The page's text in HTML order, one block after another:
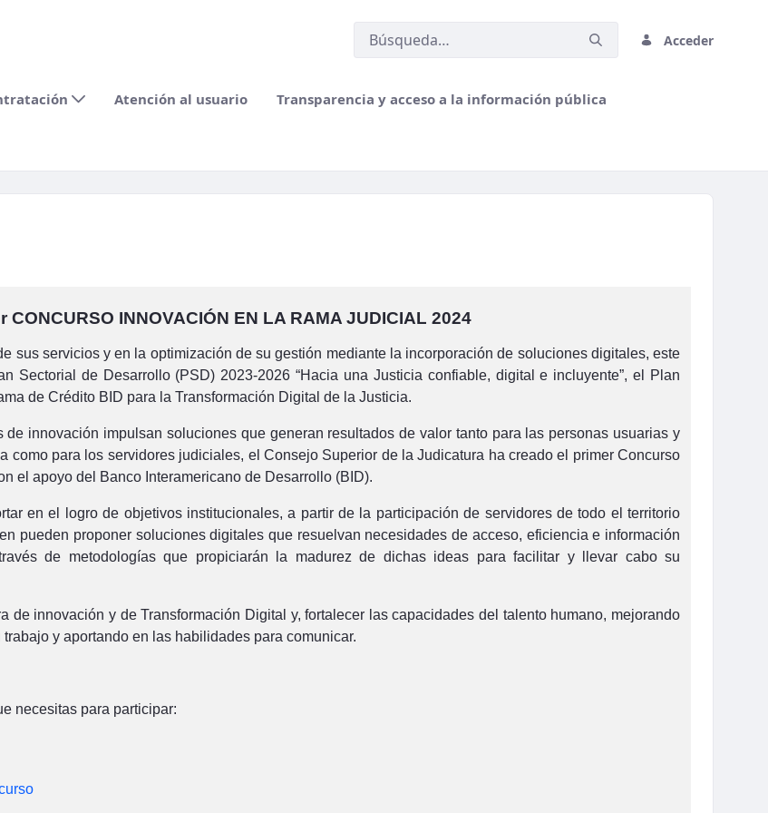
Acceder
Atención al usuario Transparencia y acceso a la información pública
CONCURSO INNOVACIÓN EN LA RAMA JUDICIAL 2024
sus servicios y en la optimización de su gestión mediante la incorporación de soluciones digitales, este
Sectorial de Desarrollo (PSD) 2023-2026 “Hacia una Justicia confiable, digital e incluyente”, el Plan
de Crédito BID para la Transformación Digital de la Justicia.
innovación impulsan soluciones que generan resultados de valor tanto para las personas usuarias y
como para los servidores judiciales, el Consejo Superior de la Judicatura ha creado el primer Concurso
el apoyo del Banco Interamericano de Desarrollo (BID).
en el logro de objetivos institucionales, a partir de la participación de servidores de todo el territorio
pueden proponer soluciones digitales que resuelvan necesidades de acceso, eficiencia e información
de metodologías que propiciarán la madurez de dichas ideas para facilitar y llevar cabo su
de innovación y de Transformación Digital y, fortalecer las capacidades del talento humano, mejorando
y aportando en las habilidades para comunicar.
necesitas para participar: